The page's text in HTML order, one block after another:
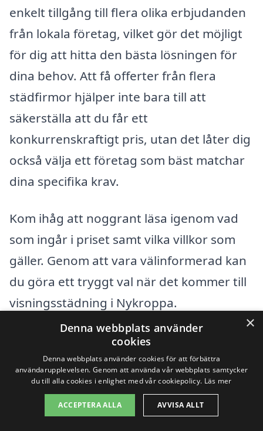
enkelt tillgång till flera olika erbjudanden
från lokala företag, vilket gör det möjligt
för dig att hitta den bästa lösningen för
dina behov. Att få offerter från flera
städfirmor hjälper inte bara till att
säkerställa att du får ett
konkurrenskraftigt pris, utan det låter dig
också välja ett företag som bäst matchar
dina specifika krav.
Kom ihåg att noggrant läsa igenom vad
som ingår i priset samt vilka villkor som
gäller. Genom att vara välinformerad kan
du göra ett tryggt val när det kommer till
visningsstädning i Nykroppa.
Få 3 erbjudanden, gratis och utan
förpliktelser
×
Denna webbplats använder
cookies
Denna webbplats använder cookies för att förbättra
användarupplevelsen. Genom att använda vår webbplats samtycker
du till alla cookies i enlighet med vår cookiepolicy. Läs mer
ACCEPTERA ALLA AVVISA ALLT